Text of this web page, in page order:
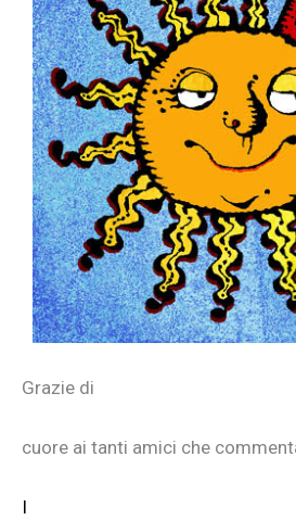
Grazie di
cuore ai tanti amici che
I